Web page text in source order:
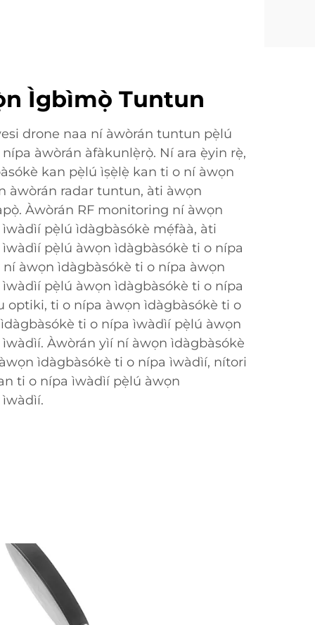
Ìgbìmọ̀ Tuntun
drone naa ní àwòrán tuntun pẹ̀lú
àwòrán àfàkunlẹ̀rọ̀. Ní ara ẹ̀yin rẹ̀,
kan pẹ̀lú ìṣẹ̀lẹ̀ kan ti o ní àwọn
àwòrán radar tuntun, àti àwọn
Àwòrán RF monitoring ní àwọn
pẹ̀lú ìdàgbàsókè mẹ́fàà, àti
pẹ̀lú àwọn ìdàgbàsókè ti o nípa
àwọn ìdàgbàsókè ti o nípa àwọn
pẹ̀lú àwọn ìdàgbàsókè ti o nípa
optiki, ti o nípa àwọn ìdàgbàsókè ti o
ti o nípa ìwàdìí pẹ̀lú àwọn
Àwòrán yìí ní àwọn ìdàgbàsókè
ìdàgbàsókè ti o nípa ìwàdìí, nítori
ti o nípa ìwàdìí pẹ̀lú àwọn